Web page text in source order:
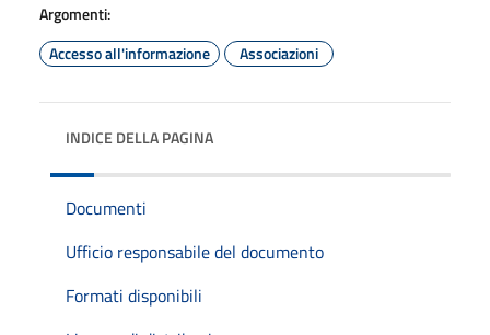
Argomenti:
Accesso all'informazione
Associazioni
INDICE DELLA PAGINA
Documenti
Ufficio responsabile del documento
Formati disponibili